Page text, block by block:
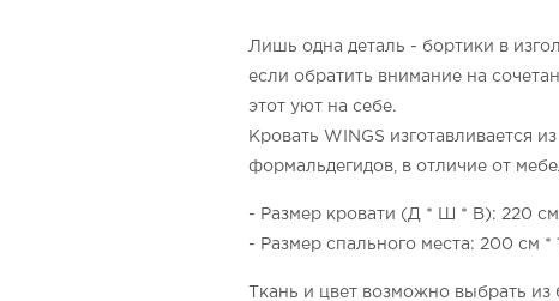
Лишь одна деталь - бортики в
если обратить внимание на
этот уют на себе.
Кровать WINGS изготавливается
формальдегидов, в отличие от
- Размер кровати (Д * Ш * В): 220 см
- Размер спального места: 200 см *
Ткань и цвет возможно выбрать